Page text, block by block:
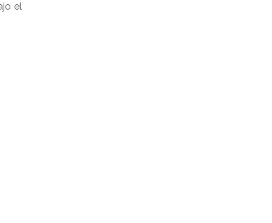
el